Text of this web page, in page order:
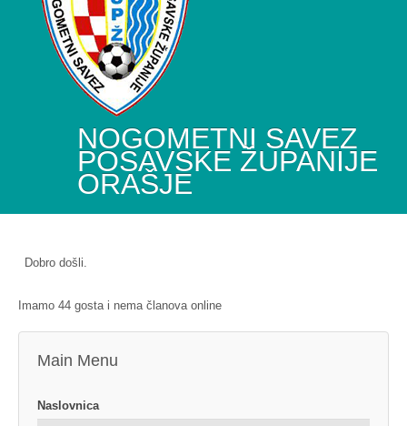
NOGOMETNI SAVEZ
POSAVSKE ŽUPANIJE
ORAŠJE
Dobro došli.
Imamo 44 gosta i nema članova online
Main Menu
Naslovnica